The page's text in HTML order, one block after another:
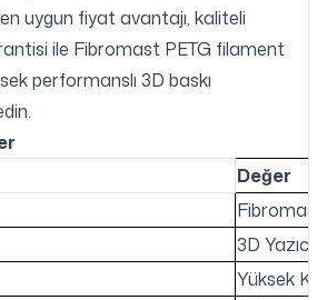
uygun fiyat avantajı, kaliteli
ile Fibromast PETG filament
performanslı 3D baskı
Değer
Fibromast
3D Yazıcı
Yüksek